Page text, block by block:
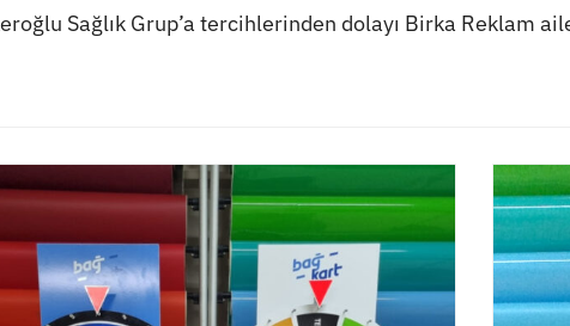
Sağlık Grup’a tercihlerinden dolayı Birka Reklam